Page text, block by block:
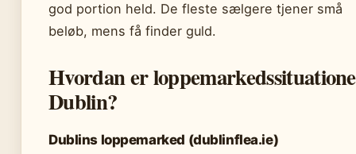
god portion held. De fleste sælgere tjener små
beløb, mens få finder guld.
Hvordan er
Dublin?
Dublins loppemarked (dublinflea.ie)